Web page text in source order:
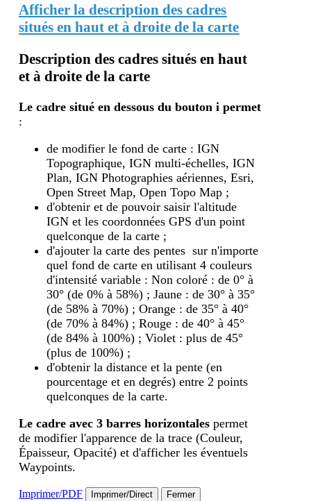
Afficher la description des cadres
situés en haut et à droite de la carte
Description des cadres situés en haut
et à droite de la carte
Le cadre situé en dessous du bouton ipermet
:
de modifier le fond de carte : IGN
Topographique, IGN multi-échelles, IGN
Plan, IGN Photographies aériennes, Esri,
Open Street Map, Open Topo Map ;
d'obtenir et de pouvoir saisir l'altitude
IGN et les coordonnées GPS d'un point
quelconque de la carte ;
d'ajouter la carte des pentes sur n'importe
quel fond de carte en utilisant 4 couleurs
d'intensité variable : Non coloré : de 0° à
30° (de 0% à 58%) ; Jaune : de 30° à 35°
(de 58% à 70%) ; Orange : de 35° à 40°
(de 70% à 84%) ; Rouge : de 40° à 45°
(de 84% à 100%) ; Violet : plus de 45°
(plus de 100%) ;
d'obtenir la distance et la pente (en
pourcentage et en degrés) entre 2 points
quelconques de la carte.
Le cadre avec 3 barres horizontales permet
de modifier l'apparence de la trace (Couleur,
Épaisseur, Opacité) et d'afficher les éventuels
Waypoints.
Imprimer/PDF Imprimer/Direct Fermer